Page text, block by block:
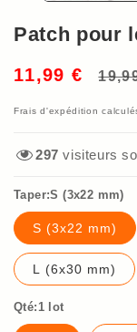
Patch pour
11,99 €
Prix
Frais d'expédition
61visiteurs
Taper:S (3x22 mm)
S (3x22 mm)
L (6x30 mm)
Qté:1 lot